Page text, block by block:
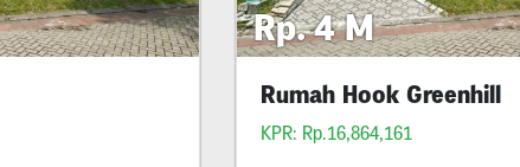
Rp. 4 M
Rumah Hook Greenhill
KPR: Rp.16,864,161